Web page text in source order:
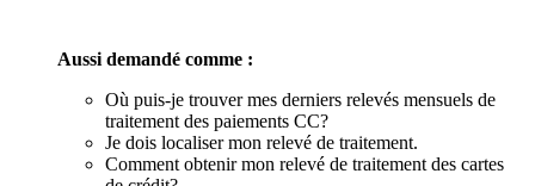
Aussi demandé comme :
Où puis-je trouver mes derniers relevés mensuels de
traitement des paiements CC?
Je dois localiser mon relevé de traitement.
Comment obtenir mon relevé de traitement des cartes